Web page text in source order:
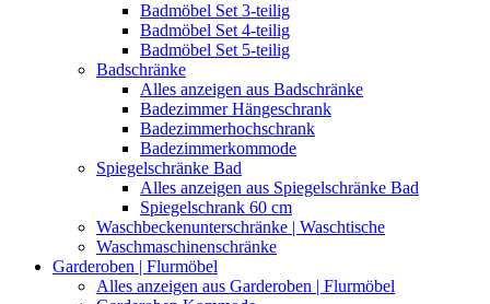
Badmöbel Set 3-teilig
Badmöbel Set 4-teilig
Badmöbel Set 5-teilig
Badschränke
Alles anzeigen aus Badschränke
Badezimmer Hängeschrank
Badezimmerhochschrank
Badezimmerkommode
Spiegelschränke Bad
Alles anzeigen aus Spiegelschränke Bad
Spiegelschrank 60 cm
Waschbeckenunterschränke | Waschtische
Waschmaschinenschränke
Garderoben | Flurmöbel
Alles anzeigen aus Garderoben | Flurmöbel